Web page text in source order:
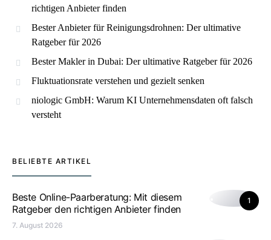
richtigen Anbieter finden
Bester Anbieter für Reinigungsdrohnen: Der ultimative
Ratgeber für 2026
Bester Makler in Dubai: Der ultimative Ratgeber für 2026
Fluktuationsrate verstehen und gezielt senken
niologic GmbH: Warum KI Unternehmensdaten oft falsch
versteht
BELIEBTE ARTIKEL
1
Beste Online-Paarberatung: Mit diesem
Ratgeber den richtigen Anbieter finden
7. August 2026